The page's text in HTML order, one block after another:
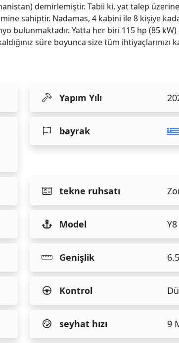
demirlemiştir. Tabii ki, yat talep
sahiptir. Nadamas, 4 kabini ile 8 kişiye
bulunmaktadır. Yatta her biri 115 hp (85
süre boyunca size tüm ihtiyaçlarınızı
Yapım Yılı
bayrak
tekne ruhsatı
Model Y8
Genişlik
Kontrol
seyhat hızı 9